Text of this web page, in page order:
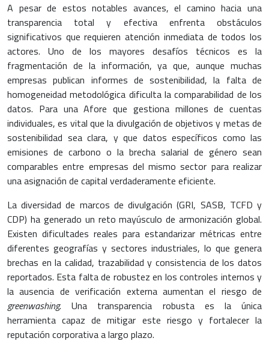
A pesar de estos notables avances, el camino hacia una
transparencia total y efectiva enfrenta obstáculos
significativos que requieren atención inmediata de todos los
actores. Uno de los mayores desafíos técnicos es la
fragmentación de la información, ya que, aunque muchas
empresas publican informes de sostenibilidad, la falta de
homogeneidad metodológica dificulta la comparabilidad de los
datos. Para una Afore que gestiona millones de cuentas
individuales, es vital que la divulgación de objetivos y metas de
sostenibilidad sea clara, y que datos específicos como las
emisiones de carbono o la brecha salarial de género sean
comparables entre empresas del mismo sector para realizar
una asignación de capital verdaderamente eficiente.
La diversidad de marcos de divulgación (GRI, SASB, TCFD y
CDP) ha generado un reto mayúsculo de armonización global.
Existen dificultades reales para estandarizar métricas entre
diferentes geografías y sectores industriales, lo que genera
brechas en la calidad, trazabilidad y consistencia de los datos
reportados. Esta falta de robustez en los controles internos y
la ausencia de verificación externa aumentan el riesgo de
greenwashing. Una transparencia robusta es la única
herramienta capaz de mitigar este riesgo y fortalecer la
reputación corporativa a largo plazo.